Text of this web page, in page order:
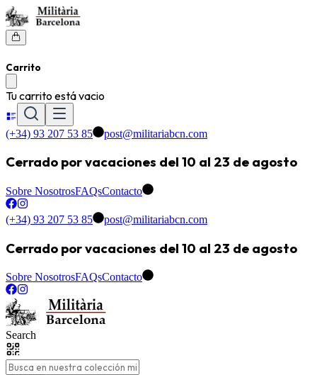
Carrito
Tu carrito está vacio
(+34) 93 207 53 85 post@militariabcn.com
Cerrado por vacaciones del 10 al 23 de agosto
Sobre NosotrosFAQsContacto
(+34) 93 207 53 85 post@militariabcn.com
Cerrado por vacaciones del 10 al 23 de agosto
Sobre NosotrosFAQsContacto
Search